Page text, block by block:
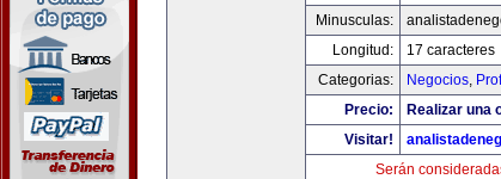
Minusculas:
Longitud:
17 caracteres
Categorias:
Negocios,
Precio:
Realizar una
Visitar!
Serán